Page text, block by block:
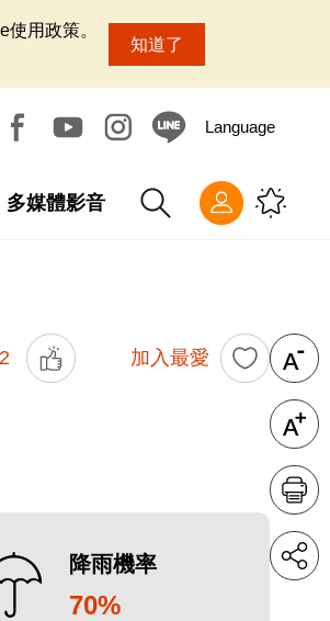
用政策。
知道了
Language
多媒體影音
2 加入最愛
降雨機率
70%